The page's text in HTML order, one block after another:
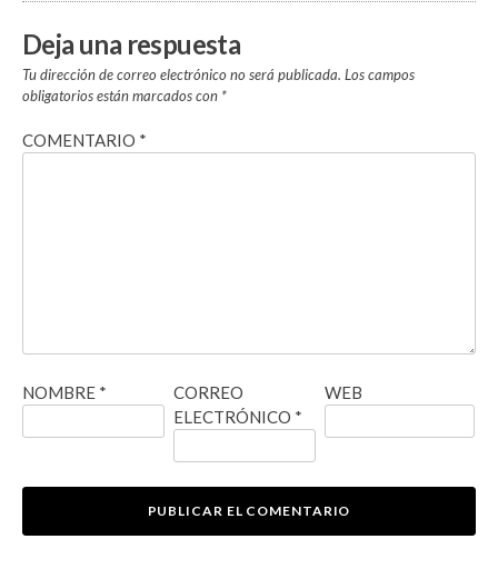
entradas
Deja una respuesta
Tu dirección de correo electrónico no será publicada. Los campos
obligatorios están marcados con *
COMENTARIO *
NOMBRE *
CORREO
ELECTRÓNICO *
WEB